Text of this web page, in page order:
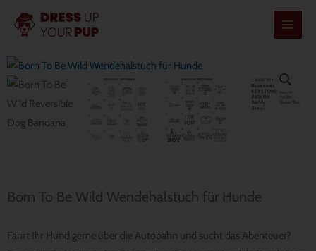
Inhalt
Born To Be Wild Wendehalstuch für Hunde
Fährt Ihr Hund gerne über die Autobahn und sucht das Abenteuer?